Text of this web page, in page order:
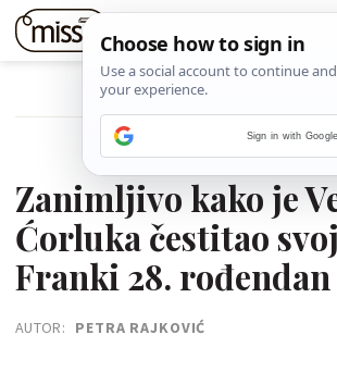
POVRATAK NA ČLANAK
Zanimljivo kako je
Ćorluka čestitao
Franki 28. rođendan
AUTOR: PETRA RAJKOVIĆ
Sign in with Google